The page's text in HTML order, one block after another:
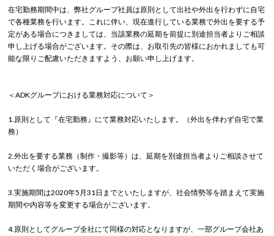
在宅勤務期間中は、弊社グループ社員は原則として出社や外出を行わずに自宅
で各種業務を行います。これに伴い、現在進行している業務で外出を要する予
定がある場合につきましては、当該業務の延期を前提に別途担当者よりご相談
申し上げる場合がございます。その際は、お取引先の皆様におかれましても可
能な限りご配慮いただきますよう、お願い申し上げます。
＜ADKグループにおける業務対応について＞
1.原則として『在宅勤務』にて業務対応いたします。（外出を伴わず自宅で業
務）
2.外出を要する業務（制作・撮影等）は、延期を別途担当者よりご相談させて
いただく場合がございます。
3.実施期間は2020年5月31日までといたしますが、社会情勢等を踏まえて実施
期間や内容等を変更する場合がございます。
4.原則としてグループ全社にて同様の対応となりますが、一部グループ会社あ